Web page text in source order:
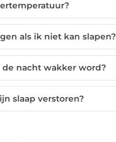
als ik niet kan slapen?
nacht wakker word?
slaap verstoren?